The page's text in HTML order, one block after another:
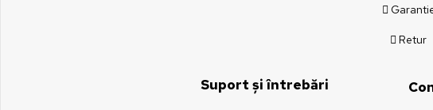
Retur
Suport și întrebări